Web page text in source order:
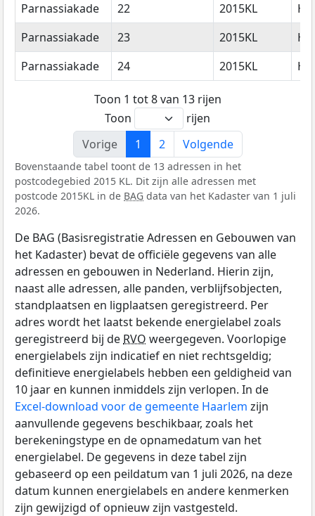
Parnassiakade
22 2015KL
Parnassiakade
23 2015KL
Parnassiakade
24 2015KL
Toon 1 tot 8 van 13 rijen
Toon
rijen
Vorige
1 2 Volgende
Bovenstaande tabel toont de 13 adressen in het
postcodegebied 2015 KL. Dit zijn alle adressen met
postcode 2015KL in de BAG data van het Kadaster van 1 juli
2026.
De BAG (Basisregistratie Adressen en Gebouwen van
het Kadaster) bevat de officiële gegevens van alle
adressen en gebouwen in Nederland. Hierin zijn,
naast alle adressen, alle panden, verblijfsobjecten,
standplaatsen en ligplaatsen geregistreerd. Per
adres wordt het laatst bekende energielabel zoals
geregistreerd bij de RVO weergegeven. Voorlopige
energielabels zijn indicatief en niet rechtsgeldig;
definitieve energielabels hebben een geldigheid van
10 jaar en kunnen inmiddels zijn verlopen. In de
Excel-download voor de gemeente Haarlem zijn
aanvullende gegevens beschikbaar, zoals het
berekeningstype en de opnamedatum van het
energielabel. De gegevens in deze tabel zijn
gebaseerd op een peildatum van 1 juli 2026, na deze
datum kunnen energielabels en andere kenmerken
zijn gewijzigd of opnieuw zijn vastgesteld.